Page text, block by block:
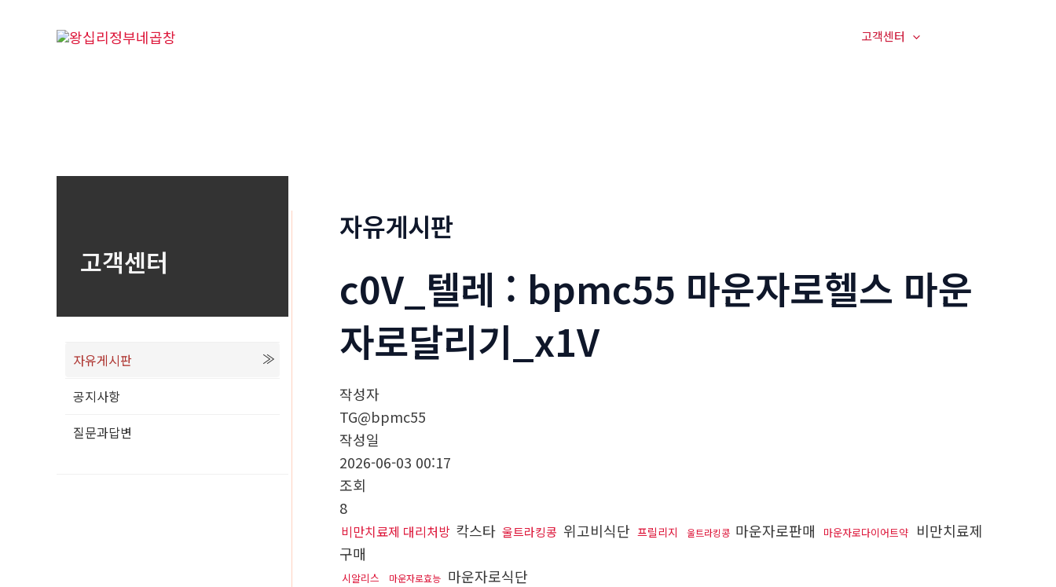
고객센터
고객센터
자유게시판
공지사항
질문과답변
자유게시판
c0V_텔레 : bpmc55 마운자로헬스 마운
자로달리기_x1V
작성자
TG@bpmc55
작성일
2026-06-03 00:17
조회
8
비만치료제 대리처방 칵스타 울트라킹콩 위고비식단 프릴리지 울트라킹콩 마운자로판매 마운자로다이어트약
비만치료제
구매
시알리스 마운자로효능 마운자로식단